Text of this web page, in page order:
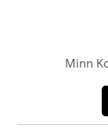
Minn